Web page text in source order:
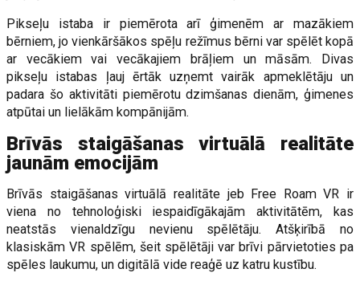
Pikseļu istaba ir piemērota arī ģimenēm ar mazākiem
bērniem, jo vienkāršākos spēļu režīmus bērni var spēlēt kopā
ar vecākiem vai vecākajiem brāļiem un māsām. Divas
pikseļu istabas ļauj ērtāk uzņemt vairāk apmeklētāju un
padara šo aktivitāti piemērotu dzimšanas dienām, ģimenes
atpūtai un lielākām kompānijām.
Brīvās staigāšanas virtuālā realitāte
jaunām emocijām
Brīvās staigāšanas virtuālā realitāte jeb Free Roam VR ir
viena no tehnoloģiski iespaidīgākajām aktivitātēm, kas
neatstās vienaldzīgu nevienu spēlētāju. Atšķirībā no
klasiskām VR spēlēm, šeit spēlētāji var brīvi pārvietoties pa
spēles laukumu, un digitālā vide reaģē uz katru kustību.